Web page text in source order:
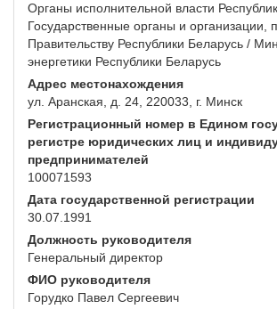
Органы исполнительной власти
Государственные органы и организации,
Правительству Республики Беларусь /
энергетики Республики Беларусь
Адрес местонахождения
ул. Аранская, д. 24, 220033, г. Минск
Регистрационный номер в Едином
регистре юридических лиц и
предпринимателей
100071593
Дата государственной регистрации
30.07.1991
Должность руководителя
Генеральный директор
ФИО руководителя
Горудко Павел Сергеевич